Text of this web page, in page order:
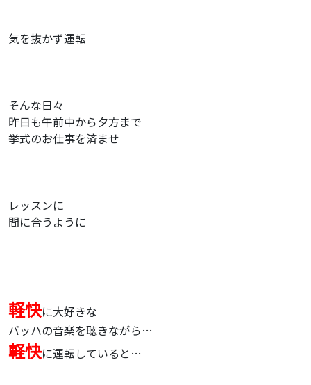
気を抜かず運転
そんな日々
昨日も午前中から夕方まで
挙式のお仕事を済ませ
レッスンに
間に合うように
軽快に大好きな
バッハの音楽を聴きながら…
軽快に運転していると…